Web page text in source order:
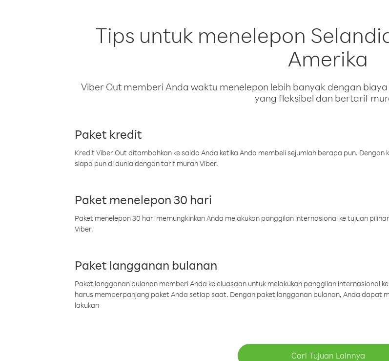
Tips untuk menelepon
Amerika
Viber Out memberi Anda waktu menelepon lebih banyak dengan
yang fleksibel dan bertarif
Paket kredit
Kredit Viber Out ditambahkan ke saldo Anda ketika Anda membeli sejumlah berapa pun.
siapa pun di dunia dengan tarif murah Viber.
Paket menelepon 30 hari
Paket menelepon 30 hari memungkinkan Anda melakukan panggilan internasional ke tujuan
Viber.
Paket langganan bulanan
Paket langganan bulanan memberi Anda keleluasaan untuk melakukan panggilan internasional
harus memperpanjang paket Anda setiap saat. Dengan paket langganan bulanan, Anda dapat
lakukan
Cari Tujuan Lainnya